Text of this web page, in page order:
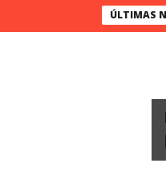
ÚLTIMAS
de Artesãos e